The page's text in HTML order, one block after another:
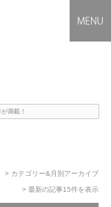
満載！
> カテゴリー&月別アーカイブ
> 最新の記事15件を表示